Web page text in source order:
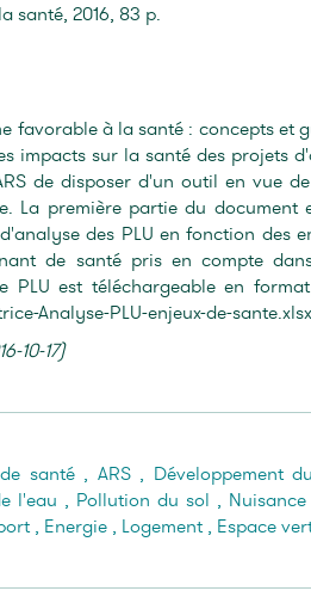
santé, 2016, 83 p.
à la santé : concepts et
impacts sur la santé des projets
de disposer d'un outil en vue
La première partie du document
des PLU en fonction des
de santé pris en compte
est téléchargeable en
Analyse-PLU-enjeux-de-
10-17)
santé, ARS, Développement
l'eau , Pollution du sol ,
, Energie, Logement, Espace